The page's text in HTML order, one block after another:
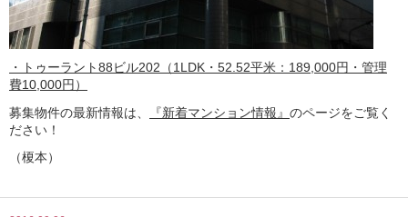
・トゥーラント88ビル202（1LDK・52.52平米：189,000円・管理
費10,000円）
募集物件の最新情報は、
『新着マンション情報』 のページをご覧く
ださい！
（榎本）